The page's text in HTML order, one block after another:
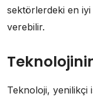
sektörlerdeki en
verebilir.
Teknoloji, yenilikçi